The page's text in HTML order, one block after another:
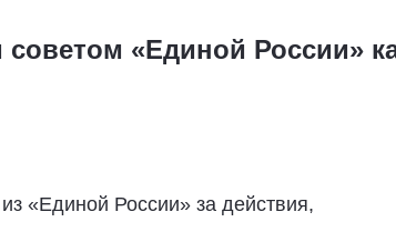
«Единой России»
«Единой России» за действия,